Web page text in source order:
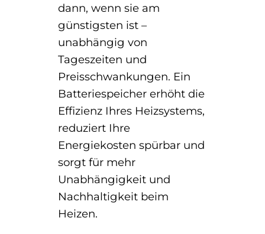
dann, wenn sie am
günstigsten ist –
unabhängig von
Tageszeiten und
Preisschwankungen. Ein
Batteriespeicher erhöht die
Effizienz Ihres Heizsystems,
reduziert Ihre
Energiekosten spürbar und
sorgt für mehr
Unabhängigkeit und
Nachhaltigkeit beim
Heizen.